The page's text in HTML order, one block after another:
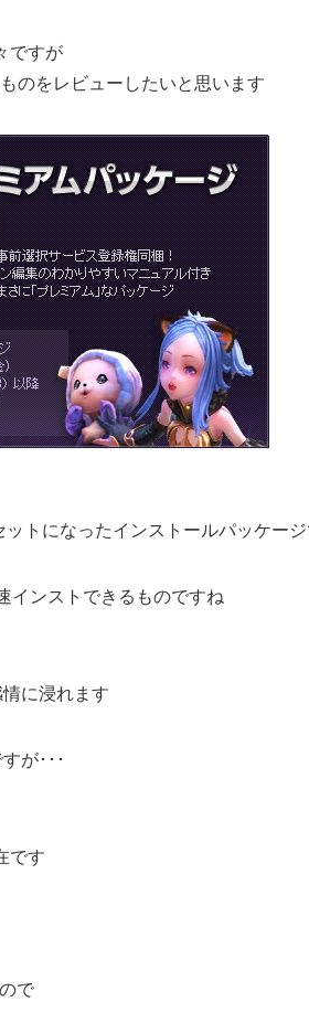
ですが
のをレビューしたいと思います
トになったインストールパッケー
インストできるものですね
に浸れます
が･･･
です
で